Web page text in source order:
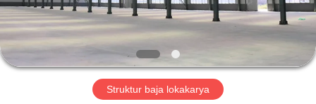
PERTUNJUKAN
VR
Struktur baja lokakarya